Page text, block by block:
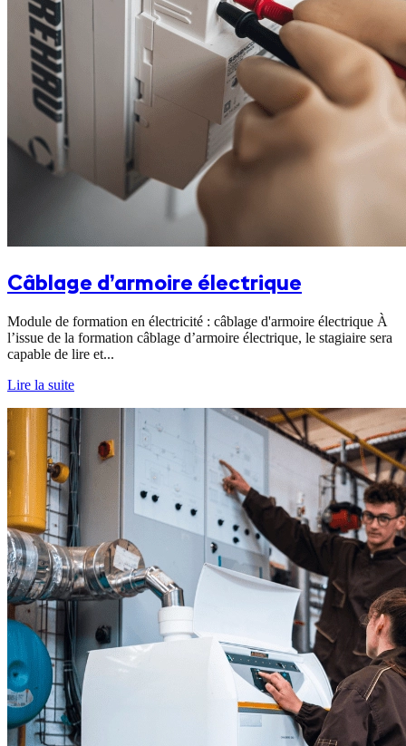
Câblage d’armoire électrique
Module de formation en électricité : câblage d'armoire électrique À
l’issue de la formation câblage d’armoire électrique, le stagiaire sera
capable de lire et...
Lire la suite